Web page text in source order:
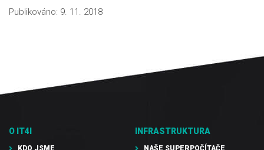
Publikováno: 9. 11. 2018
O IT4I
KDO JSME
INFRASTRUKTURA
NAŠE SUPERPOČÍTAČE